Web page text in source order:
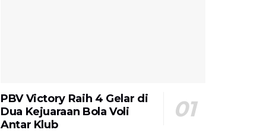
PBV Victory Raih 4 Gelar di
Dua Kejuaraan Bola Voli
Antar Klub